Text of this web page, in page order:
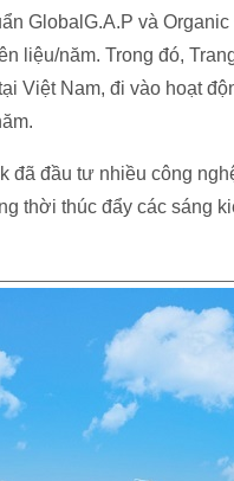
GlobalG.A.P và
liệu/năm. Trong đó,
Việt Nam, đi vào hoạt
đã đầu tư nhiều công
thời thúc đẩy các sáng